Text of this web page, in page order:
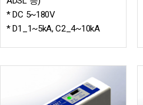
* DC 5~180V
* D1_1~5kA, C2_4~10kA